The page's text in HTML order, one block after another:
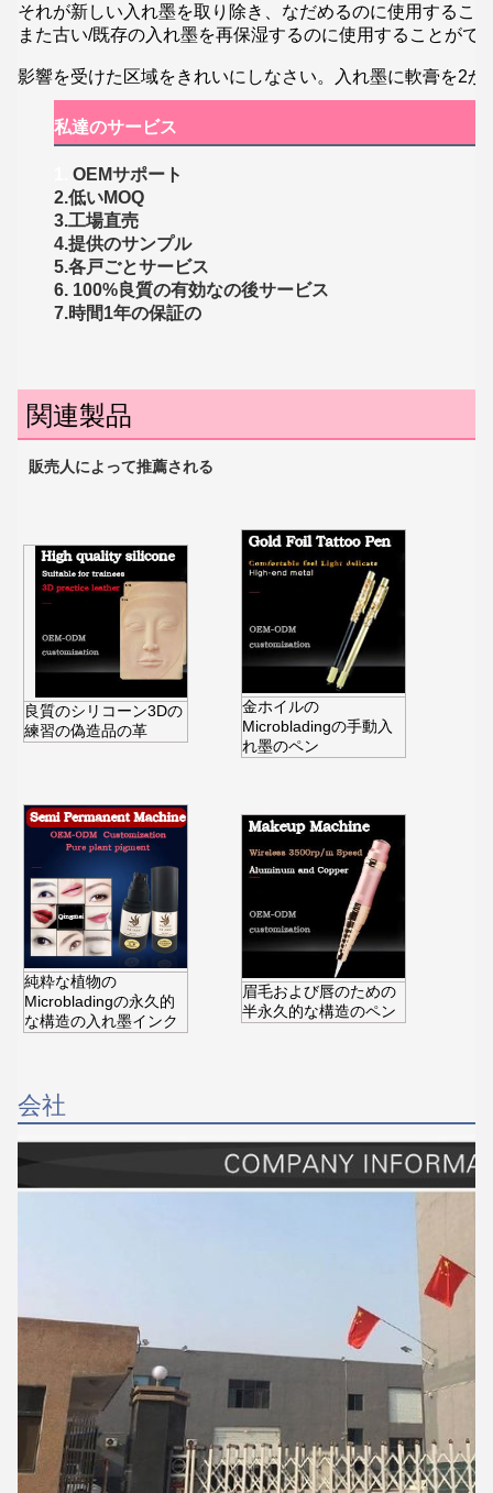
それが新しい入れ墨を取り除き、なだめるのに使用するこ
また古い/既存の入れ墨を再保湿するのに使用することがで
影響を受けた区域をきれいにしなさい。入れ墨に軟膏を2
私達のサービス
OEMサポート
2.低いMOQ
3.工場直売
4.提供のサンプル
5.各戸ごとサービス
6. 100%良質の有効なの後サービス
7.時間1年の保証の
関連製品
販売人によって推薦される
良質のシリコーン3Dの
練習の偽造品の革
金ホイルの
Microbladingの手動入
れ墨のペン
純粋な植物の
Microbladingの永久的
な構造の入れ墨インク
眉毛および唇のための
半永久的な構造のペン
会社